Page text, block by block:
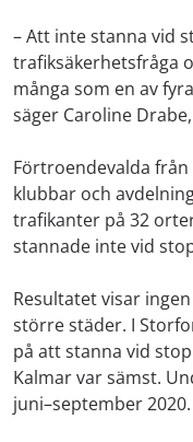
– Att inte stanna vid
trafiksäkerhetsfråga
många som en av
säger Caroline
Förtroendevalda
klubbar och
trafikanter på 32
stannade inte vid
Resultatet visar
större städer. I
på att stanna vid
Kalmar var sämst.
juni–september 2020.